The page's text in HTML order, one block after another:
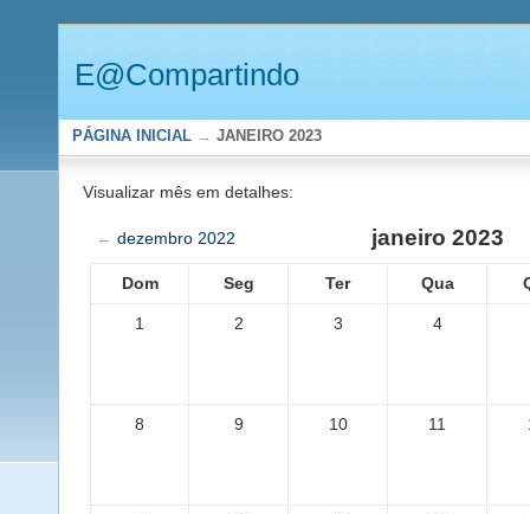
E@Compartindo
PÁGINA INICIAL → JANEIRO 2023
Visualizar mês em detalhes:
← dezembro 2022 janeiro 2023
Dom Seg Ter Qua
1 2 3 4
8 9 10 11